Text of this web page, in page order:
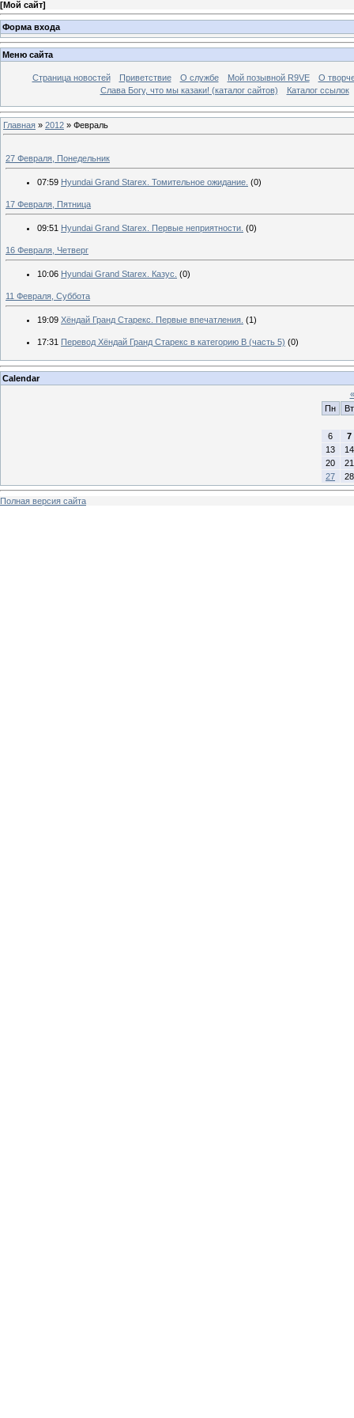
[Мой сайт]
Форма входа
Меню сайта
Страница новостей Приветствие О службе Мой позывной R9VE
О
Слава Богу, что мы казаки! (каталог сайтов)
Каталог ссылок
Главная » 2012 » Февраль
27 Февраля, Понедельник
07:59 Hyundai Grand Starex. Томительное ожидание. (0)
17 Февраля, Пятница
09:51 Hyundai Grand Starex. Первые неприятности. (0)
16 Февраля, Четверг
10:06 Hyundai Grand Starex. Казус. (0)
11 Февраля, Суббота
19:09 Хёндай Гранд Старекс. Первые впечатления. (1)
17:31 Перевод Хёндай Гранд Старекс в категорию В (часть 5) (0)
Calendar
«
Пн
Вт
6
7
13
14
20
21
27
28
Полная версия сайта